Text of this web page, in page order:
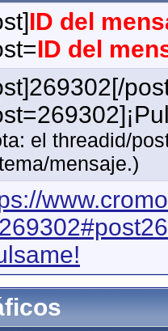
ID del
ID del
el threadid/
mensaje.)